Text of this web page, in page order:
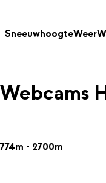
SneeuwhoogteWeer
Webcams
774m - 2700m